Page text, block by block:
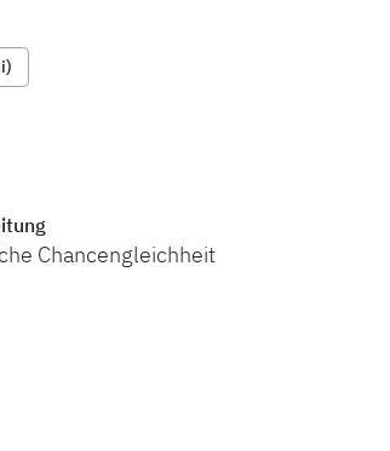
Chancengleichheit